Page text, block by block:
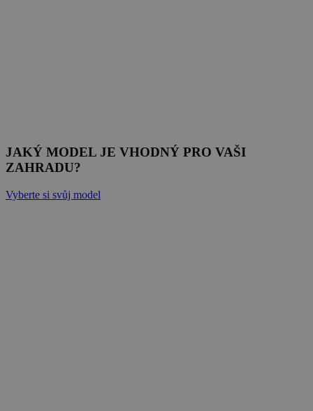
JAKÝ MODEL JE VHODNÝ PRO VAŠI
ZAHRADU?
Vyberte si svůj model